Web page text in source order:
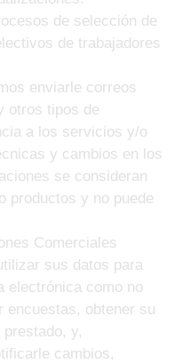
de selección de
de trabajadores
enviarle correos
otros tipos de
a los servicios y/o
y cambios en los
se consideran
productos y no puede
Comerciales
sus datos para
electrónica como no
encuestas, obtener su
y,
cambios,